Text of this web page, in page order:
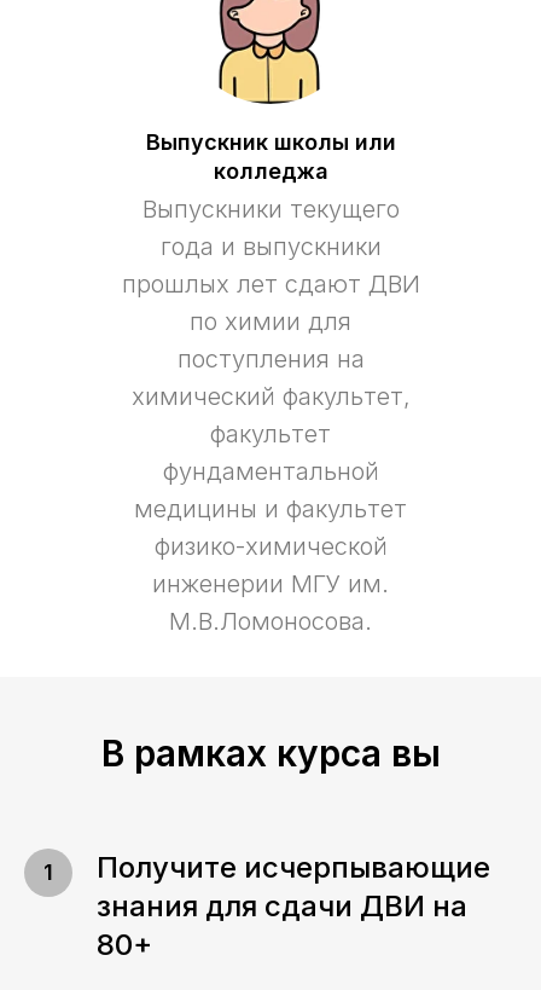
Выпускник школы или
колледжа
Выпускники текущего
года и выпускники
прошлых лет сдают ДВИ
по химии для
поступления на
химический факультет,
факультет
фундаментальной
медицины и факультет
физико-химической
инженерии МГУ им.
М.В.Ломоносова.
В рамках курса вы
Получите исчерпывающие
знания для сдачи ДВИ на
80+